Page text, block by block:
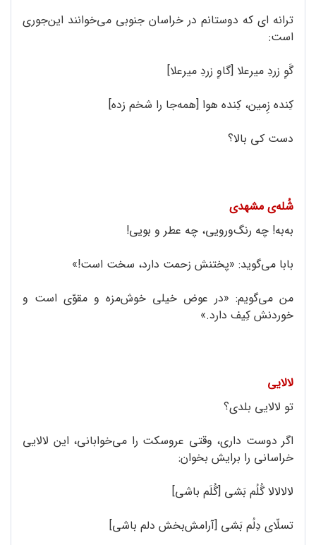
ترانه ای که دوستانم در خراسان جنوبی می‌خوانند این‌جوری
است:
گَوِ زردِ میرعلا [گاوِ زردِ میرعلا]
کِنده زِمین، کِنده هوا [همه‌جا را شخم زده]
دست کی بالا؟
شُله‌ی مشهدی
به‌به! چه رنگ‌ورویی، چه عطر و بویی!
بابا می‌گوید: «پختنش زحمت دارد، سخت است!»
من می‌گویم: «در عوض خیلی خوش‌مزه و مقوّی است و
خوردنش کِیف دارد.»
لالایی
تو لالایی بلدی؟
اگر دوست داری، وقتی عروسکت را می‌خوابانی، این لالایی
خراسانی را برایش بخوان:
لالالالا گُلُم بَشی [گُلَم باشی]
تسلّای دِلُم بَشی [آرامش‌بخش دلم باشی]